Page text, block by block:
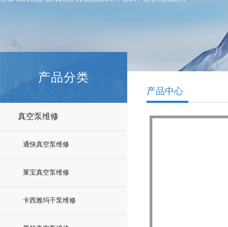
产品分类
真空泵维修
通快真空泵维修
莱宝真空泵维修
卡西雅玛干泵维修
产品中心